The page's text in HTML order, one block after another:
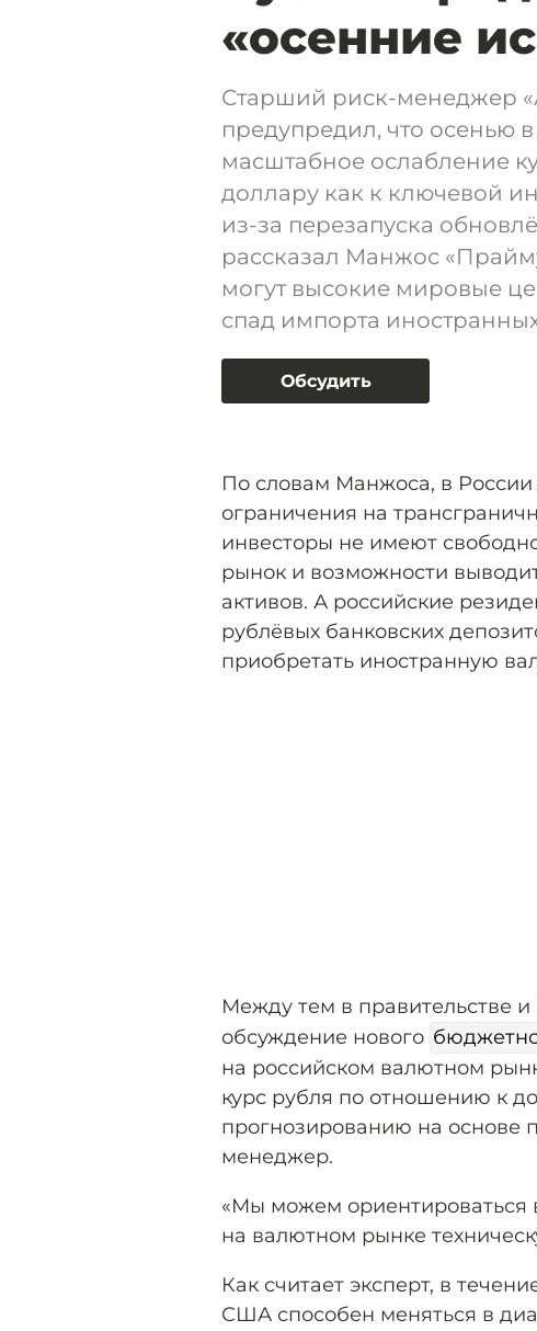
«осенние
Старший риск-менеджер
предупредил, что осенью
масштабное ослабление
доллару как к ключевой
из-за перезапуска
рассказал Манжос
могут высокие мировые
спад импорта
Обсудить
По словам Манжоса, в России
ограничения на
инвесторы не имеют
рынок и возможности
активов. А российские
рублёвых банковских
приобретать иностранную
Между тем в правительстве
обсуждение нового
на российском валютном
курс рубля по отношению к
прогнозированию на основе
менеджер.
«Мы можем
на валютном рынке
Как считает эксперт, в
США способен меняться в